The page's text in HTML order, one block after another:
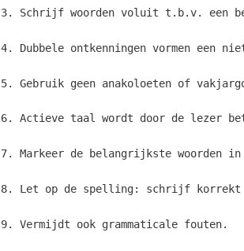
3. Schrijf woorden voluit t.b.v. een
4. Dubbele ontkenningen vormen een
5. Gebruik geen anakoloeten of
6. Actieve taal wordt door de lezer
7. Markeer de belangrijkste woorden
8. Let op de spelling: schrijf korrekt
9. Vermijdt ook grammaticale fouten.